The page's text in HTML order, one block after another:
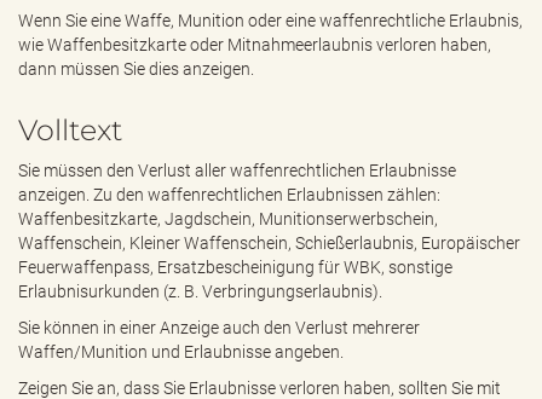
s
b
Wenn Sie eine Waffe, Munition oder eine waffenrechtliche Erlaubnis,
wie Waffenbesitzkarte oder Mitnahmeerlaubnis verloren haben,
dann müssen Sie dies anzeigen.
Volltext
Sie müssen den Verlust aller waffenrechtlichen Erlaubnisse
anzeigen. Zu den waffenrechtlichen Erlaubnissen zählen:
Waffenbesitzkarte, Jagdschein, Munitionserwerbschein,
Waffenschein, Kleiner Waffenschein, Schießerlaubnis, Europäischer
Feuerwaffenpass, Ersatzbescheinigung für WBK, sonstige
Erlaubnisurkunden (z. B. Verbringungserlaubnis).
Sie können in einer Anzeige auch den Verlust mehrerer
Waffen/Munition und Erlaubnisse angeben.
Zeigen Sie an, dass Sie Erlaubnisse verloren haben, sollten Sie mit